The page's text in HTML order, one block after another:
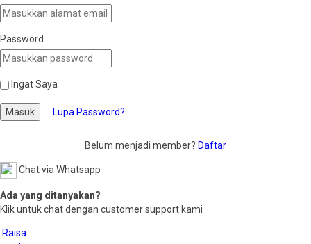
Password
Ingat Saya
Masuk Lupa Password?
Belum menjadi member? Daftar
Chat via Whatsapp
Ada yang ditanyakan?
Klik untuk chat dengan customer support kami
Raisa